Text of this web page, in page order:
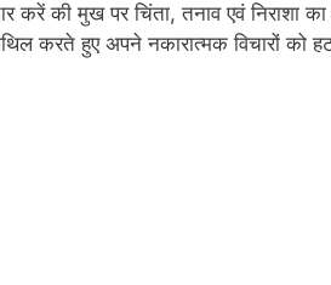
की मुख पर चिंता, तनाव एवं निराशा का
करते हुए अपने नकारात्मक विचारों को